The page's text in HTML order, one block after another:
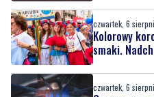
czwartek, 6
Gazowe